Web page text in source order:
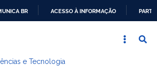
CONTEÚDO
BR ACESSO À INFORMAÇÃO
e Tecnologia